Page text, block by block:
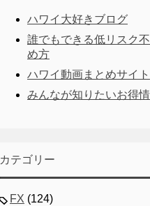
ハワイ大好きブログ
誰でもできる低リスク
め方
ハワイ動画まとめサイト
みんなが知りたいお得情
カテゴリー
FX (124)